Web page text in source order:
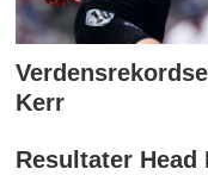
Kerr
Resultater